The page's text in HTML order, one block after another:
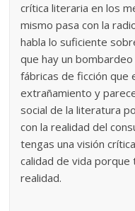
crítica literaria en los
mismo pasa con la
habla lo suficiente
que hay un
fábricas de ficción que
extrañamiento y
social de la literatura
con la realidad del
tengas una visión
calidad de vida
realidad.